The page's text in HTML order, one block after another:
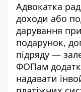
Адвокатка
доходи або
дарування
подарунок,
підряду —
ФОПам
надавати